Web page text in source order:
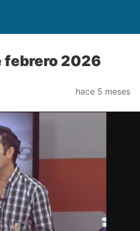
febrero 2026
hace 5 meses